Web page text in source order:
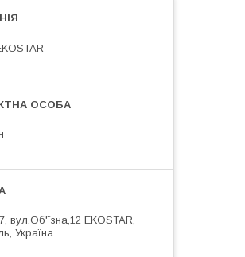
вул.Об'їзна,12 EKOSTAR,
Україна